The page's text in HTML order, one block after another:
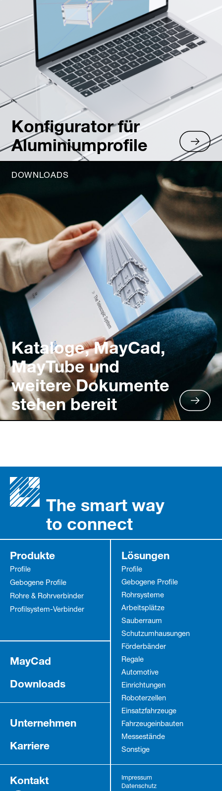
Konfigurator für
Aluminiumprofile
DOWNLOADS
Kataloge, MayCad,
MayTube und
weitere Dokumente
stehen bereit
The smart way
to connect
Produkte
Profile
Gebogene Profile
Rohre & Rohrverbinder
Profilsystem-Verbinder
Lösungen
Profile
Gebogene Profile
Rohrsysteme
Arbeitsplätze
Sauberraum
Schutz­umhausungen
Förderbänder
Regale
Automotive
Einrichtungen
Roboterzellen
Einsatzfahrzeuge
Fahrzeug­einbauten
Messestände
Sonstige
MayCad
Downloads
Unternehmen
Karriere
Kontakt
Impressum
Datenschutz